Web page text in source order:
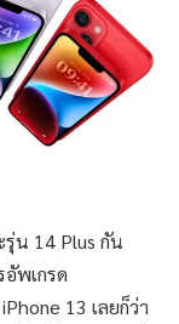
น 14 Plus กัน
พเกรด
13 เลยก็ว่า